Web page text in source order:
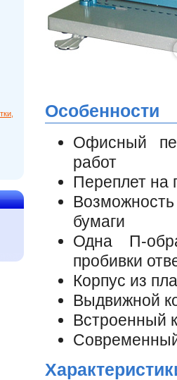
Особенности
Офисный
работ
Переплет на
бумаги
Одна П-
пробивки
Корпус из
Выдвижной
Встроенный